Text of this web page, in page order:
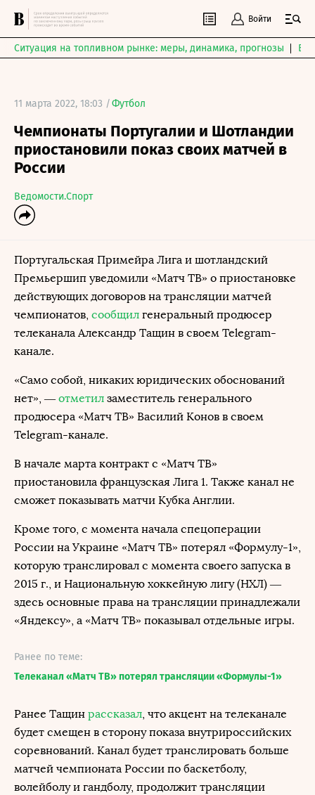
Войти
Ситуация на топливном рынке: меры, динамика, прогнозы
11 марта 2022, 18:03 /Футбол
Чемпионаты Португалии и Шотландии
приостановили показ своих матчей в
России
Ведомости.Спорт
Португальская Примейра Лига и шотландский
Премьершип уведомили «Матч ТВ» о приостановке
действующих договоров на трансляции матчей
чемпионатов, сообщил генеральный продюсер
телеканала Александр Тащин в своем Telegram-
канале.
«Само собой, никаких юридических обоснований
нет», — отметил заместитель генерального
продюсера «Матч ТВ» Василий Конов в своем
Telegram-канале.
В начале марта контракт с «Матч ТВ»
приостановила французская Лига 1. Также канал не
сможет показывать матчи Кубка Англии.
Кроме того, с момента начала спецоперации
России на Украине «Матч ТВ» потерял «Формулу-1»,
которую транслировал с момента своего запуска в
2015 г., и Национальную хоккейную лигу (НХЛ) —
здесь основные права на трансляции принадлежали
«Яндексу», а «Матч ТВ» показывал отдельные игры.
Ранее по теме:
Телеканал «Матч ТВ» потерял трансляции «Формулы-1»
Ранее Тащин рассказал, что акцент на телеканале
будет смещен в сторону показа внутрироссийских
соревнований. Канал будет транслировать больше
матчей чемпионата России по баскетболу,
волейболу и гандболу, продолжит трансляции